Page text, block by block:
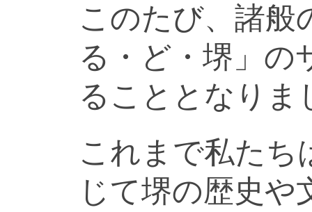
このたび、諸般
る・ど・堺」の
ることとなりま
これまで私たち
じて堺の歴史や